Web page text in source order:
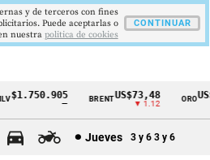
BRENTUS$73,48
▼ 1.12
ORO
Jueves 3 y 6 3 y 6
y de terceros con fines
Puede aceptarlas o
nuestra politica de cookies
CONTINUAR